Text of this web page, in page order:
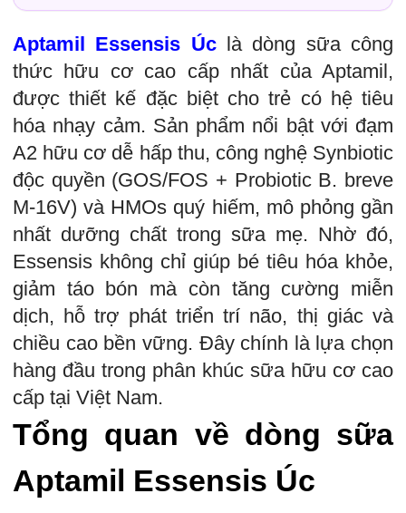
Aptamil Essensis Úclà dòng sữa công
thức hữu cơ cao cấp nhất của Aptamil,
được thiết kế đặc biệt cho trẻ có hệ tiêu
hóa nhạy cảm. Sản phẩm nổi bật với đạm
A2 hữu cơ dễ hấp thu, công nghệ Synbiotic
độc quyền (GOS/FOS + Probiotic B. breve
M-16V) và HMOs quý hiếm, mô phỏng gần
nhất dưỡng chất trong sữa mẹ. Nhờ đó,
Essensis không chỉ giúp bé tiêu hóa khỏe,
giảm táo bón mà còn tăng cường miễn
dịch, hỗ trợ phát triển trí não, thị giác và
chiều cao bền vững. Đây chính là lựa chọn
hàng đầu trong phân khúc sữa hữu cơ cao
cấp tại Việt Nam.
Tổng quan về dòng sữa
Aptamil Essensis Úc